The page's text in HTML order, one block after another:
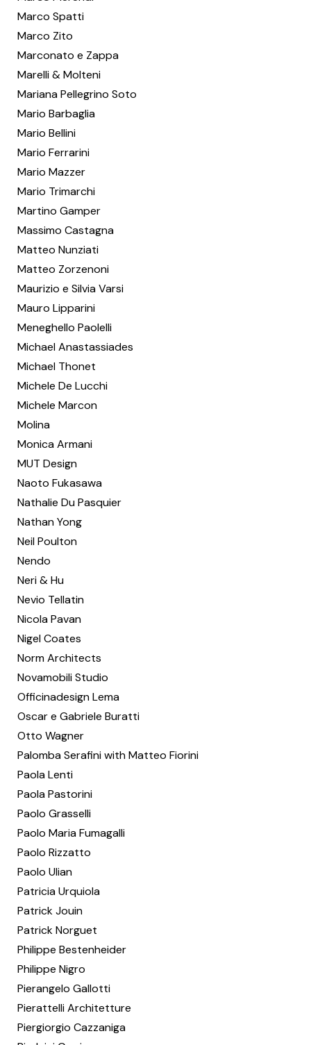
Marco Spatti
Marco Zito
Marconato e Zappa
Marelli & Molteni
Mariana Pellegrino Soto
Mario Barbaglia
Mario Bellini
Mario Ferrarini
Mario Mazzer
Mario Trimarchi
Martino Gamper
Massimo Castagna
Matteo Nunziati
Matteo Zorzenoni
Maurizio e Silvia Varsi
Mauro Lipparini
Meneghello Paolelli
Michael Anastassiades
Michael Thonet
Michele De Lucchi
Michele Marcon
Molina
Monica Armani
MUT Design
Naoto Fukasawa
Nathalie Du Pasquier
Nathan Yong
Neil Poulton
Nendo
Neri & Hu
Nevio Tellatin
Nicola Pavan
Nigel Coates
Norm Architects
Novamobili Studio
Officinadesign Lema
Oscar e Gabriele Buratti
Otto Wagner
Palomba Serafini with Matteo Fiorini
Paola Lenti
Paola Pastorini
Paolo Grasselli
Paolo Maria Fumagalli
Paolo Rizzatto
Paolo Ulian
Patricia Urquiola
Patrick Jouin
Patrick Norguet
Philippe Bestenheider
Philippe Nigro
Pierangelo Gallotti
Pierattelli Architetture
Piergiorgio Cazzaniga